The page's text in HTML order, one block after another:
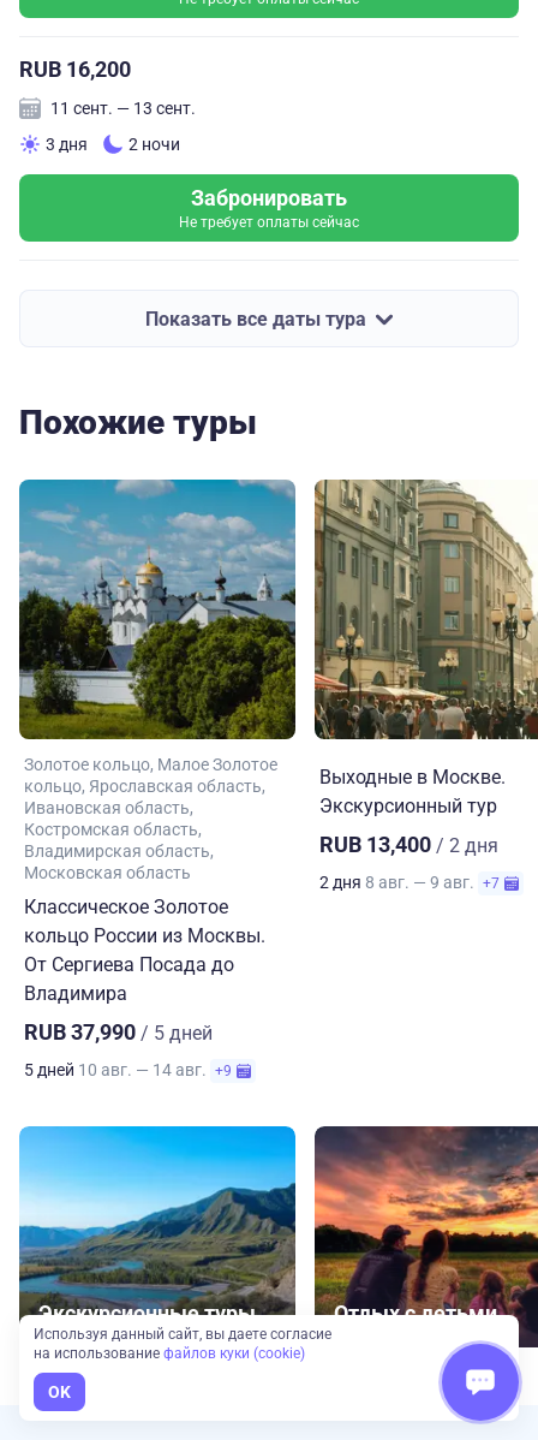
RUB 16,200
11 сент. — 13 сент.
3 дня
2 ночи
Забронировать
Не требует оплаты сейчас
Показать все даты тура
Похожие туры
Золотое кольцо Малое Золотое
кольцо Ярославская область
Ивановская область
Костромская область
Владимирская область
Московская область
Классическое Золотое
кольцо России из Москвы.
От Сергиева Посада до
Владимира
RUB 37,990 / 5 дней
5 дней 10 авг. — 14 авг. +9
Выходные в Москве.
Экскурсионный тур
RUB 13,400 / 2 дня
2 дня 8 авг. — 9 авг. +7
Экскурсионные туры Отдых с детьми
Используя данный сайт, вы даете согласие
на использование файлов куки (cookie)
OK